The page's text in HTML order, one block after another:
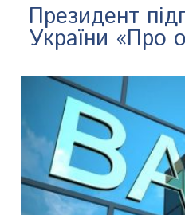
Президент
України «Про